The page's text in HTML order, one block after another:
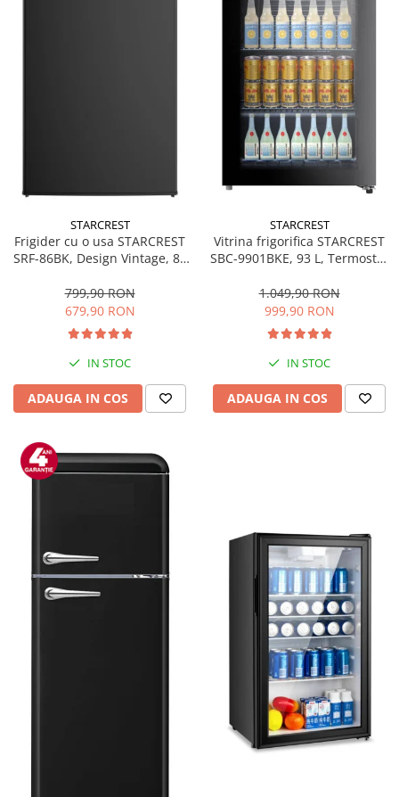
STARCREST
Frigider cu o usa STARCREST
SRF-86BK, Design Vintage, 85
interioara, H 84 cm, Negru
799,90 RON
679,90 RON
IN STOC
ADAUGA IN COS
STARCREST
Vitrina frigorifica STARCREST
SBC-9901BKE, 93 L, Termostat
sticla, H 84.5 cm, Negru
1.049,90 RON
999,90 RON
IN STOC
ADAUGA IN COS